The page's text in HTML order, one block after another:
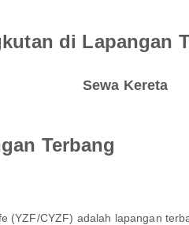
di Lapangan
Sewa Kereta
Terbang
(YZF/CYZF) adalah lapangan